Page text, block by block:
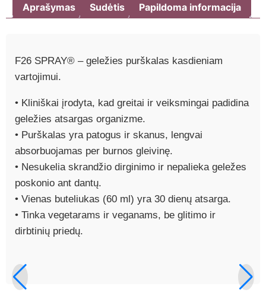
Aprašymas Sudėtis Papildoma informacija
F26 SPRAY® – geležies purškalas kasdieniam
vartojimui.
• Kliniškai įrodyta, kad greitai ir veiksmingai padidina
geležies atsargas organizme.
• Purškalas yra patogus ir skanus, lengvai
absorbuojamas per burnos gleivinę.
• Nesukelia skrandžio dirginimo ir nepalieka geležes
poskonio ant dantų.
• Vienas buteliukas (60 ml) yra 30 dienų atsarga.
• Tinka vegetarams ir veganams, be glitimo ir
dirbtinių priedų.